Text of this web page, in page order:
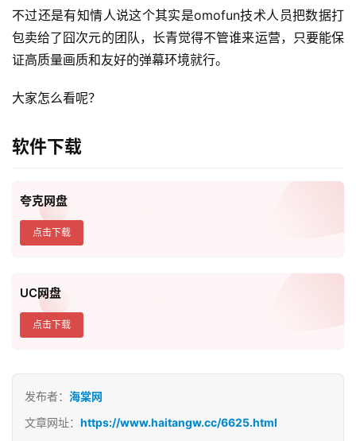
不过还是有知情人说这个其实是omofun技术人员把数据打
包卖给了囧次元的团队，长青觉得不管谁来运营，只要能保
证高质量画质和友好的弹幕环境就行。
大家怎么看呢？
软件下载
夸克网盘
点击下载
UC网盘
点击下载
发布者： 海棠网
文章网址： https://www.haitangw.cc/6625.html